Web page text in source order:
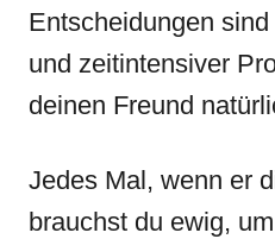
Entscheidungen
und zeitintensiver
deinen Freund
Jedes Mal, wenn er
brauchst du ewig,